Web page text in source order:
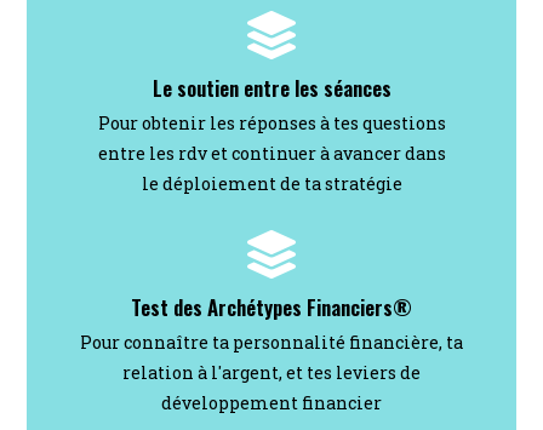
Le soutien entre les séances
Pour obtenir les réponses à tes questions
entre les rdv et continuer à avancer dans
le déploiement de ta stratégie
Test des Archétypes Financiers®
Pour connaître ta personnalité financière, ta
relation à l'argent, et tes leviers de
développement financier